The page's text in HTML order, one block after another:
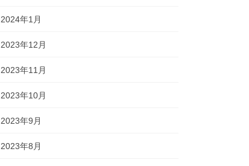
2024年1月
2023年12月
2023年11月
2023年10月
2023年9月
2023年8月